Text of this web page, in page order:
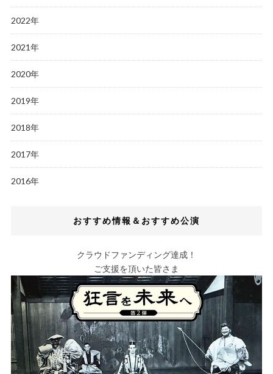
2022年
2021年
2020年
2019年
2018年
2017年
2016年
おすすめ情報＆おすすめ公演
クラウドファンディング達成！
ご支援を頂いた皆さま